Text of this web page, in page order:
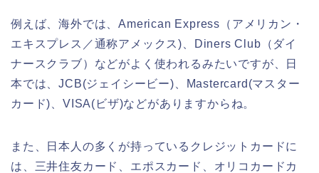
例えば、海外では、American Express（アメリカン・
エキスプレス／通称アメックス)、Diners Club（ダイ
ナースクラブ）などがよく使われるみたいですが、日
本では、JCB(ジェイシービー)、Mastercard(マスター
カード)、VISA(ビザ)などがありますからね。
また、日本人の多くが持っているクレジットカードに
は、三井住友カード、エポスカード、オリコカードカ